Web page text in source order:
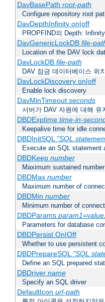
DavBasePath root-path
Configure repository root
DavDepthInfinity on|off
PROPFIND의 Depth:
DavGenericLockDB file-
Location of the DAV lock
DavLockDB file-path
DAV 잠금 데이터베이스 위치
DavLockDiscovery on|off
Enable lock discovery
DavMinTimeout seconds
서버가 DAV 자원에 대해 유
DBDExptime time-in-
Keepalive time for idle
DBDInitSQL "SQL
Execute an SQL statement
DBDKeep number
Maximum sustained
DBDMax number
Maximum number of
DBDMin number
Minimum number of
DBDParams param1=
Parameters for database
DBDPersist On|Off
Whether to use persistent
DBDPrepareSQL "SQL
Define an SQL prepared
DBDriver name
Specify an SQL driver
DefaultIcon url-path